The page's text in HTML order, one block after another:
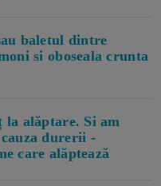
baletul dintre
si oboseala crunta
la alăptare. Si am
durerii -
care alăptează